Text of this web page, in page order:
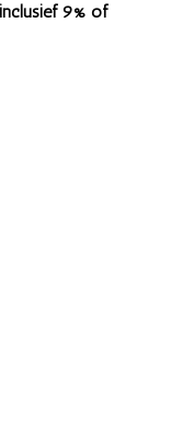
9% of